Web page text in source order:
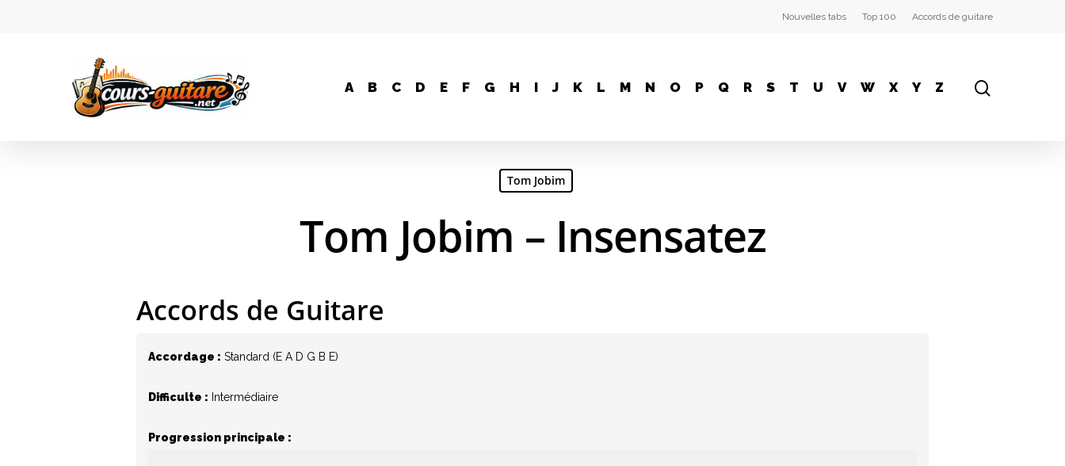
Nouvelles tabs Top 100 Accords de guitare
Hit enter to search or ESC to close
A B C D E F G H I J K L M N O P Q R S T U V W X Y Z
Tom Jobim
Tom Jobim – Insensatez
Accords de Guitare
Accordage : Standard (E A D G B E)
Difficulte : Intermédiaire
Progression principale :